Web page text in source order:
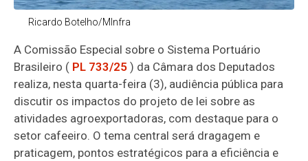
Ricardo Botelho/MInfra
A Comissão Especial sobre o Sistema Portuário
Brasileiro ( PL 733/25 ) da Câmara dos Deputados
realiza, nesta quarta-feira (3), audiência pública para
discutir os impactos do projeto de lei sobre as
atividades agroexportadoras, com destaque para o
setor cafeeiro. O tema central será dragagem e
praticagem, pontos estratégicos para a eficiência e